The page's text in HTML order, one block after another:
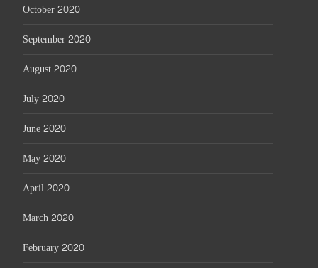
October 2020
September 2020
August 2020
July 2020
June 2020
May 2020
April 2020
March 2020
February 2020